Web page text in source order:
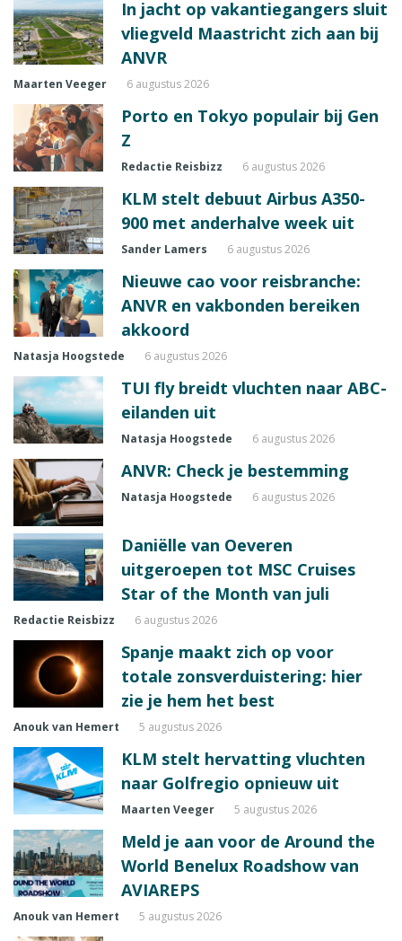
In jacht op vakantiegangers sluit
vliegveld Maastricht zich aan bij
ANVR
Maarten Veeger 6 augustus 2026
Porto en Tokyo populair bij Gen
Z
Redactie Reisbizz 6 augustus 2026
KLM stelt debuut Airbus A350-
900 met anderhalve week uit
Sander Lamers 6 augustus 2026
Nieuwe cao voor reisbranche:
ANVR en vakbonden bereiken
akkoord
Natasja Hoogstede 6 augustus 2026
TUI fly breidt vluchten naar ABC-
eilanden uit
Natasja Hoogstede 6 augustus 2026
ANVR: Check je bestemming
Natasja Hoogstede 6 augustus 2026
Daniëlle van Oeveren
uitgeroepen tot MSC Cruises
Star of the Month van juli
Redactie Reisbizz 6 augustus 2026
Spanje maakt zich op voor
totale zonsverduistering: hier
zie je hem het best
Anouk van Hemert 5 augustus 2026
KLM stelt hervatting vluchten
naar Golfregio opnieuw uit
Maarten Veeger 5 augustus 2026
Meld je aan voor de Around the
World Benelux Roadshow van
AVIAREPS
Anouk van Hemert 5 augustus 2026